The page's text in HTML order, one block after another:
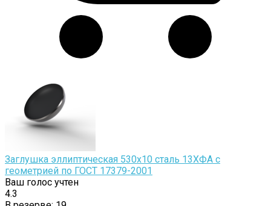
Заглушка эллиптическая 530х10 сталь 13ХФА с
геометрией по ГОСТ 17379-2001
Ваш голос учтен
4.3